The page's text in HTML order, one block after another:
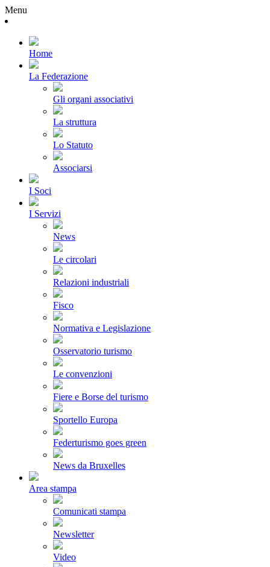
Menu
Home
La Federazione
Gli organi associativi
La struttura
Lo Statuto
Associarsi
I Soci
I Servizi
News
Le circolari
Relazioni industriali
Fisco
Normativa e Legislazione
Osservatorio turismo
Le convenzioni
Fiere e Borse del turismo
Sportello Europa
Federturismo goes green
News da Bruxelles
Area stampa
Comunicati stampa
Newsletter
Video